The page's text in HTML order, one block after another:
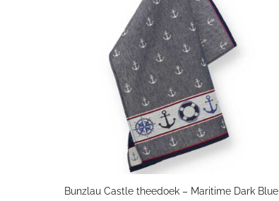
Bunzlau Castle theedoek – Maritime Dark Blue